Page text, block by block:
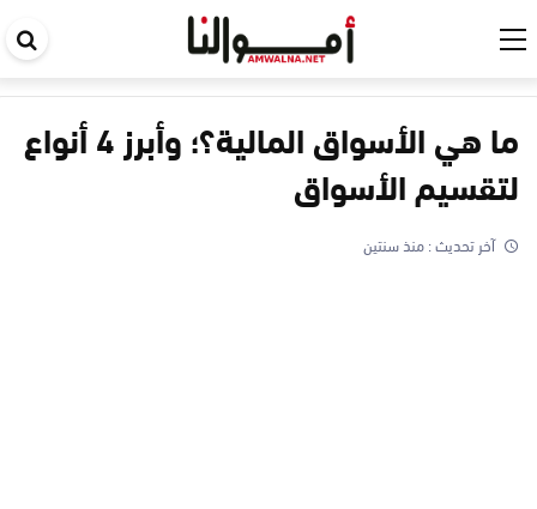
ما هي الأسواق المالية؟؛ وأبرز 4 أنواع
لتقسيم الأسواق
آخر تحديث :منذ سنتين